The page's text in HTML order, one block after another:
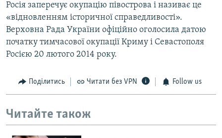
Росія заперечує окупацію півострова і називає це
«відновленням історичної справедливості».
Верховна Рада України офіційно оголосила датою
початку тимчасової окупації Криму і Севастополя
Росією 20 лютого 2014 року.
Поділитись Читати без VPN Follow us
Читайте також